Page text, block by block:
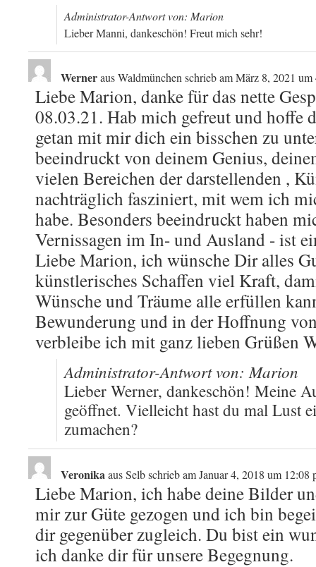
Administrator-Antwort von: Marion
Lieber Manni, dankeschön! Freut mich sehr!
WernerausWaldmünchen schrieb amMärz 8, 2021 um
Liebe Marion, danke für das nette
08.03.21. Hab mich gefreut und hoffe
getan mit mir dich ein bisschen zu
beeindruckt von deinem Genius,
vielen Bereichen der darstellenden ,
nachträglich fasziniert, mit wem ich
habe. Besonders beeindruckt haben
Vernissagen im In- und Ausland - ist
Liebe Marion, ich wünsche Dir alles
künstlerisches Schaffen viel Kraft,
Wünsche und Träume alle erfüllen
Bewunderung und in der Hoffnung
verbleibe ich mit ganz lieben Grüßen
Administrator-Antwort von: Marion
Lieber Werner, dankeschön! Meine
geöffnet. Vielleicht hast du mal Lust
zumachen?
VeronikaausSelbschrieb amJanuar 4, 2018 um 12:08
Liebe Marion, ich habe deine Bilder
mir zur Güte gezogen und ich bin
dir gegenüber zugleich. Du bist ein
ich danke dir für unsere Begegnung.